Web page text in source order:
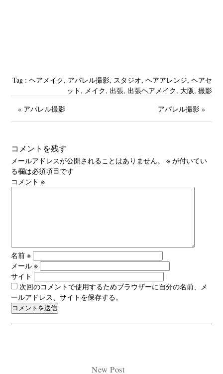
Tag : ‪ヘアメイク, アパレル撮影, スタジオ‬, ヘアアレンジ, ヘアセ
ット, メイク, 出張, 出張ヘアメイク, 大阪, 撮影
« アパレル撮影
アパレル撮影 »
コメントを残す
メールアドレスが公開されることはありません。 ※ が付いてい
る欄は必須項目です
コメント※
名前※
メール※
サイト
次回のコメントで使用するためブラウザーに自分の名前、メ
ールアドレス、サイトを保存する。
New Post